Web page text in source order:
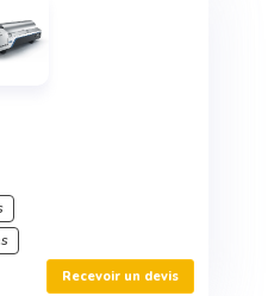
Recevoir un devis